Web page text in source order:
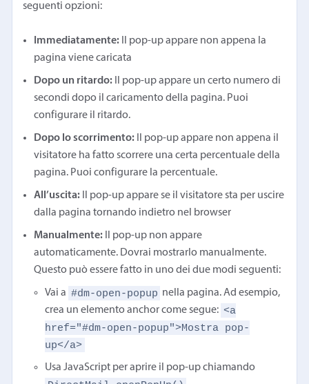
seguenti opzioni:
Immediatamente: Il pop-up appare non appena la
pagina viene caricata
Dopo un ritardo: Il pop-up appare un certo numero di
secondi dopo il caricamento della pagina. Puoi
configurare il ritardo.
Dopo lo scorrimento: Il pop-up appare non appena il
visitatore ha fatto scorrere una certa percentuale della
pagina. Puoi configurare la percentuale.
All’uscita: Il pop-up appare se il visitatore sta per uscire
dalla pagina tornando indietro nel browser
Manualmente: Il pop-up non appare
automaticamente. Dovrai mostrarlo manualmente.
Questo può essere fatto in uno dei due modi seguenti:
Vai a #dm-open-popup nella pagina. Ad esempio,
crea un elemento anchor come segue: <a
href="#dm-open-popup">Mostra pop-
up</a>
Usa JavaScript per aprire il pop-up chiamando